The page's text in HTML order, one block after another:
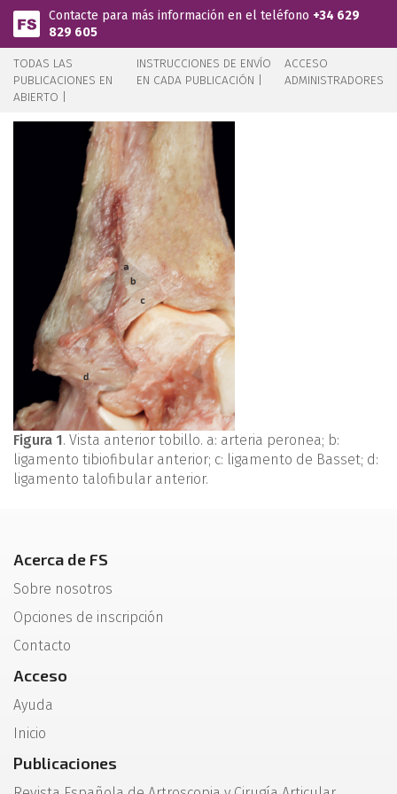
Pasar al contenido principal
Contacte para más información en el teléfono +34 629
829 605
TODAS LAS
PUBLICACIONES EN
ABIERTO |
INSTRUCCIONES DE ENVÍO
EN CADA PUBLICACIÓN |
ACCESO
ADMINISTRADORES
Figura 1. Vista anterior tobillo. a: arteria peronea; b:
ligamento tibiofibular anterior; c: ligamento de Basset; d:
ligamento talofibular anterior.
Acerca de FS
Sobre nosotros
Opciones de inscripción
Contacto
Acceso
Ayuda
Inicio
Publicaciones